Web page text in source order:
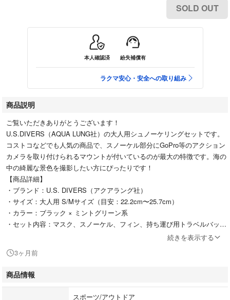
SOLD OUT
本人確認済 紛失補償有
ラクマ安心・安全への取り組み
商品説明
ご覧いただきありがとうございます！
U.S.DIVERS（AQUA LUNG社）の大人用シュノーケリングセットです。
コストコなどでも人気の商品で、スノーケル部分にGoPro等のアクション
カメラを取り付けられるマウントが付いているのが最大の特徴です。海の
中の綺麗な景色を撮影したい方にぴったりです！
【商品詳細】
・ブランド：U.S. DIVERS（アクアラング社）
・サイズ：大人用 S/Mサイズ（目安：22.2cm〜25.7cm）
・カラー：ブラック × ミントグリーン系
・セット内容：マスク、スノーケル、フィン、持ち運び用トラベルバッグ
・水が入りにくいドライトップ仕様のスノーケル
・水抜きが簡単なパージバルブ（排水弁）付き
・顔にフィットしやすく快適なシリコン製マスク＆マウスピース
続きを表示する
3ヶ月前
商品情報
スポーツ/アウトドア